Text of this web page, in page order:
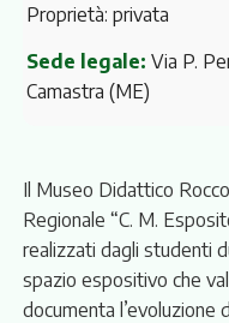
Proprietà: privata
Sede legale: Via P.
Camastra (ME)
Il Museo Didattico
Regionale “C. M.
realizzati dagli studenti
spazio espositivo che
documenta l’evoluzione